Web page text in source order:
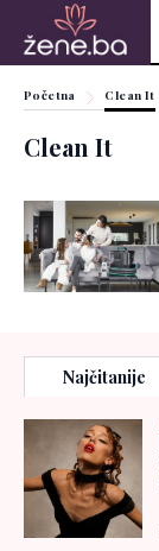
Početna Clean It
Clean It
Najčitanije